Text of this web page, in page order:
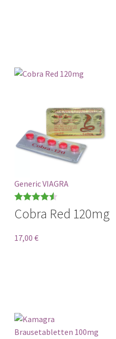
Generic VIAGRA
Bewertet
von 5
Cobra Red 120mg
17,00 €